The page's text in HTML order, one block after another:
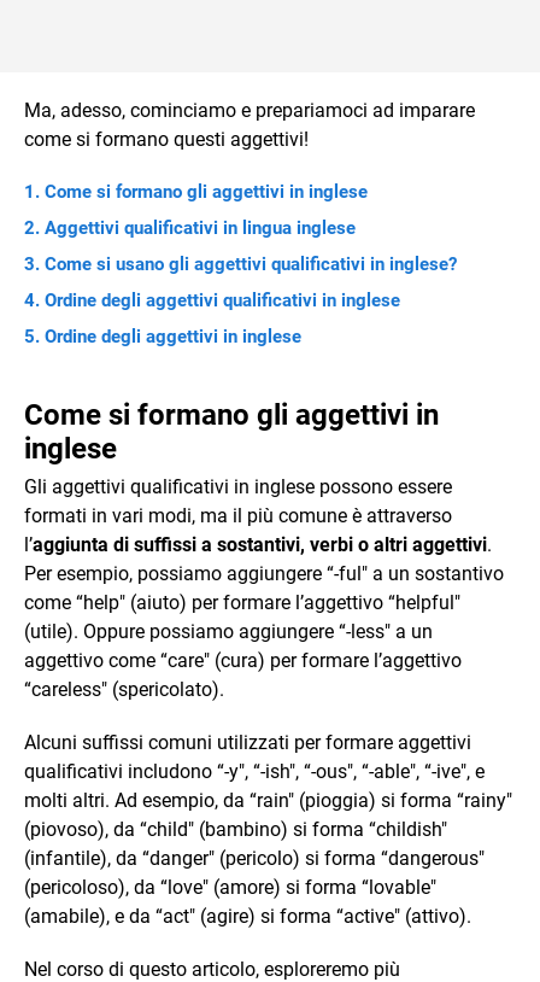
Ma, adesso, cominciamo e prepariamoci ad imparare
come si formano questi aggettivi!
Come si formano gli aggettivi in inglese
Aggettivi qualificativi in lingua inglese
Come si usano gli aggettivi qualificativi in inglese?
Ordine degli aggettivi qualificativi in inglese
Ordine degli aggettivi in inglese
Come si formano gli aggettivi in
inglese
Gli aggettivi qualificativi in inglese possono essere
formati in vari modi, ma il più comune è attraverso
l’aggiunta di suffissi a sostantivi, verbi o altri aggettivi.
Per esempio, possiamo aggiungere “-ful" a un sostantivo
come “help" (aiuto) per formare l’aggettivo “helpful"
(utile). Oppure possiamo aggiungere “-less" a un
aggettivo come “care" (cura) per formare l’aggettivo
“careless" (spericolato).
Alcuni suffissi comuni utilizzati per formare aggettivi
qualificativi includono “-y", “-ish", “-ous", “-able", “-ive", e
molti altri. Ad esempio, da “rain" (pioggia) si forma “rainy"
(piovoso), da “child" (bambino) si forma “childish"
(infantile), da “danger" (pericolo) si forma “dangerous"
(pericoloso), da “love" (amore) si forma “lovable"
(amabile), e da “act" (agire) si forma “active" (attivo).
Nel corso di questo articolo, esploreremo più